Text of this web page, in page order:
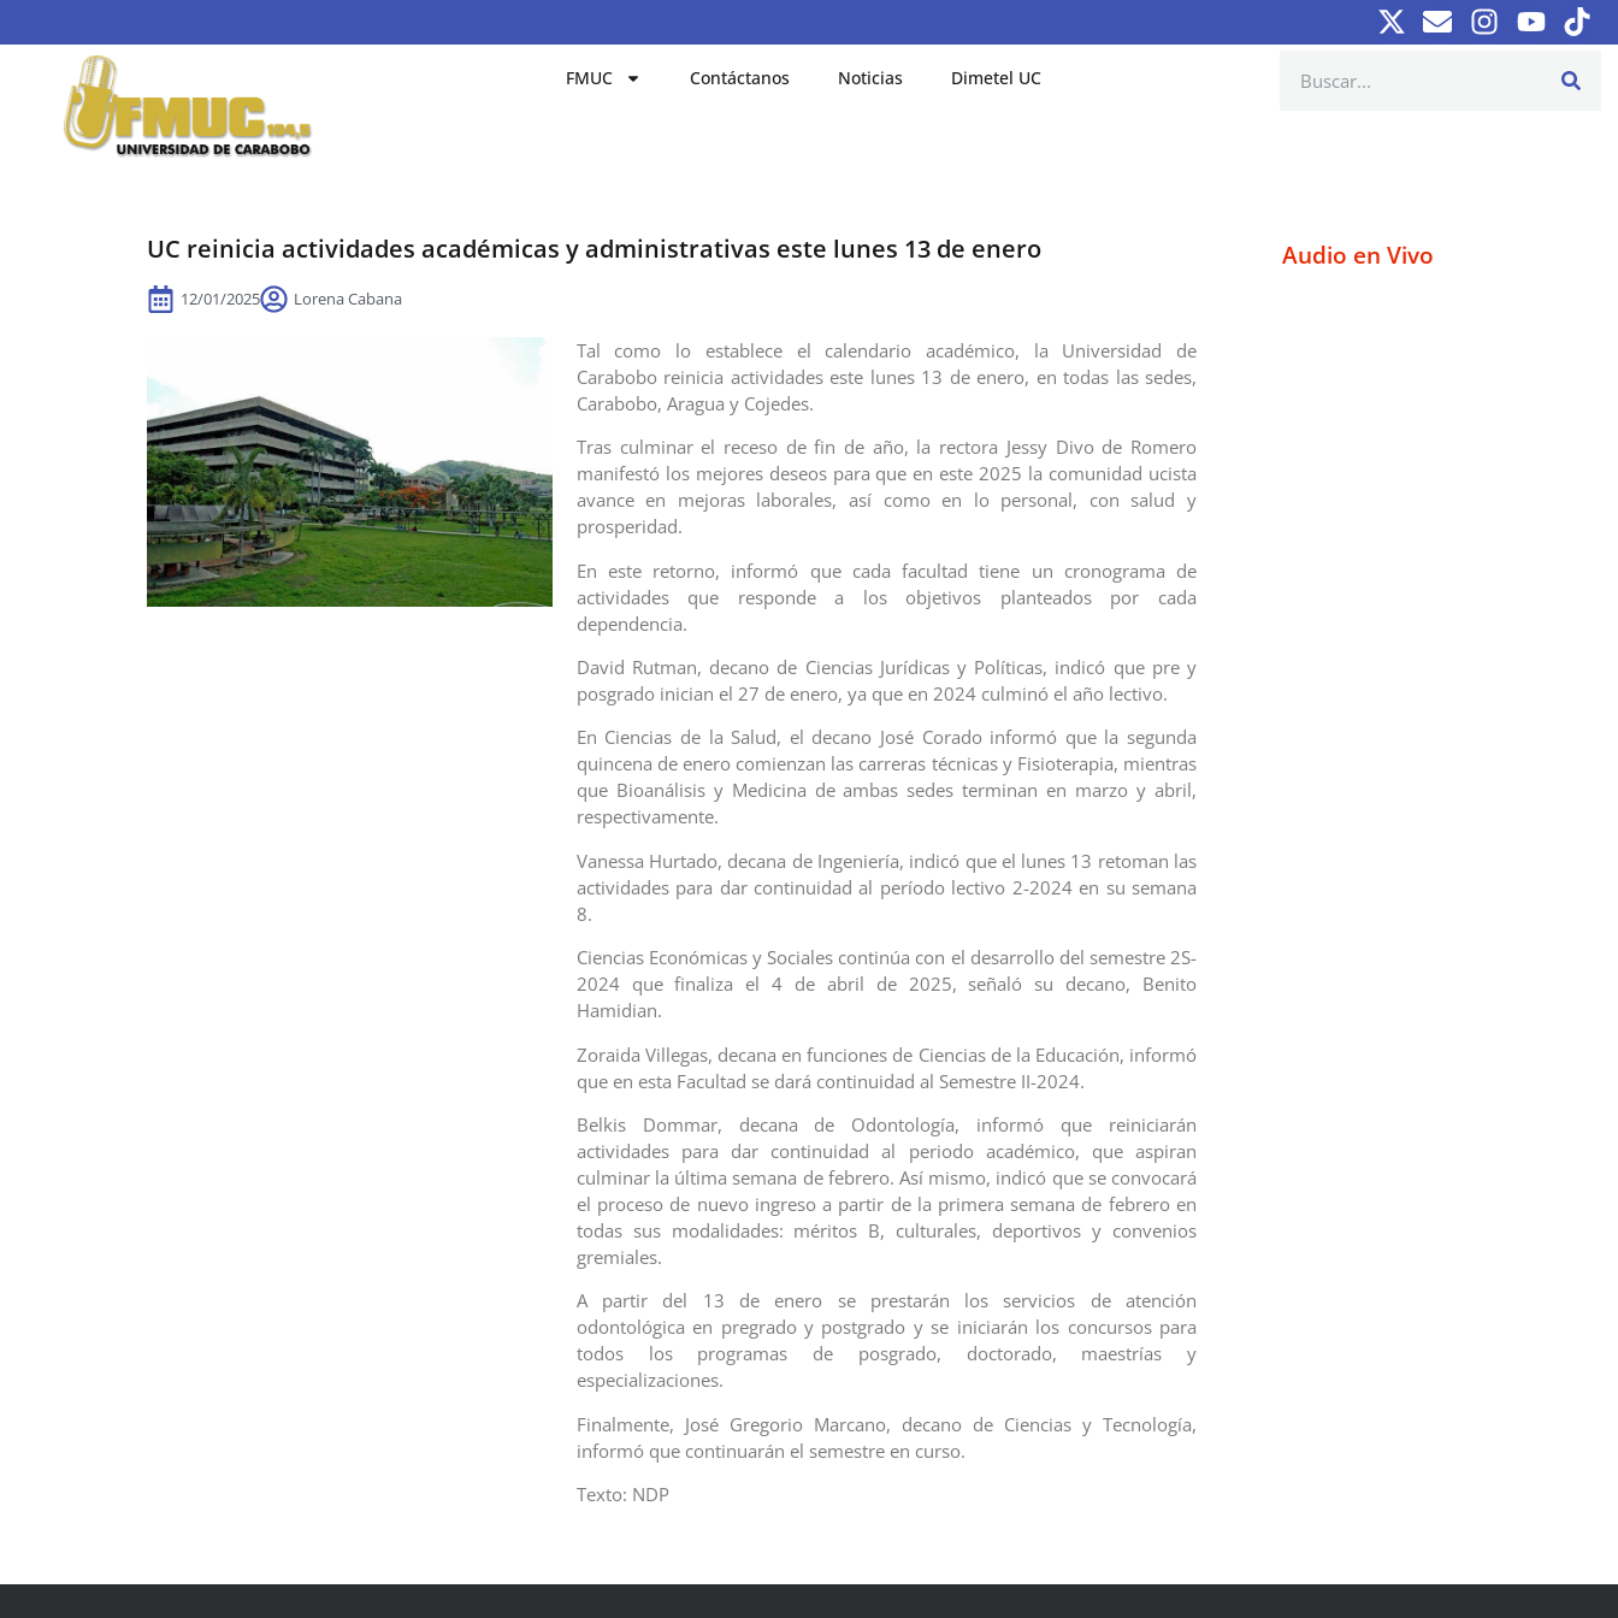
FMUC Contáctanos Noticias Dimetel UC
UC reinicia actividades académicas y administrativas este lunes 13 de enero
12/01/2025 Lorena Cabana
Tal como lo establece el calendario académico, la Universidad de
Carabobo reinicia actividades este lunes 13 de enero, en todas las sedes,
Carabobo, Aragua y Cojedes.
Tras culminar el receso de fin de año, la rectora Jessy Divo de Romero
manifestó los mejores deseos para que en este 2025 la comunidad ucista
avance en mejoras laborales, así como en lo personal, con salud y
prosperidad.
En este retorno, informó que cada facultad tiene un cronograma de
actividades que responde a los objetivos planteados por cada
dependencia.
David Rutman, decano de Ciencias Jurídicas y Políticas, indicó que pre y
posgrado inician el 27 de enero, ya que en 2024 culminó el año lectivo.
En Ciencias de la Salud, el decano José Corado informó que la segunda
quincena de enero comienzan las carreras técnicas y Fisioterapia, mientras
que Bioanálisis y Medicina de ambas sedes terminan en marzo y abril,
respectivamente.
Vanessa Hurtado, decana de Ingeniería, indicó que el lunes 13 retoman las
actividades para dar continuidad al período lectivo 2-2024 en su semana
8.
Ciencias Económicas y Sociales continúa con el desarrollo del semestre 2S-
2024 que finaliza el 4 de abril de 2025, señaló su decano, Benito
Hamidian.
Zoraida Villegas, decana en funciones de Ciencias de la Educación, informó
que en esta Facultad se dará continuidad al Semestre II-2024.
Belkis Dommar, decana de Odontología, informó que reiniciarán
actividades para dar continuidad al periodo académico, que aspiran
culminar la última semana de febrero. Así mismo, indicó que se convocará
el proceso de nuevo ingreso a partir de la primera semana de febrero en
todas sus modalidades: méritos B, culturales, deportivos y convenios
gremiales.
A partir del 13 de enero se prestarán los servicios de atención
odontológica en pregrado y postgrado y se iniciarán los concursos para
todos los programas de posgrado, doctorado, maestrías y
especializaciones.
Finalmente, José Gregorio Marcano, decano de Ciencias y Tecnología,
informó que continuarán el semestre en curso.
Texto: NDP
Audio en Vivo